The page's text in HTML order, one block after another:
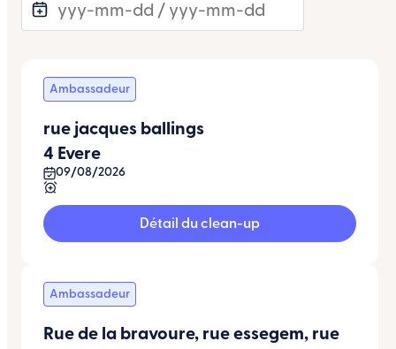
Ambassadeur
rue jacques ballings
4 Evere
09/08/2026
Détail du clean-up
Ambassadeur
Rue de la bravoure, rue essegem, rue